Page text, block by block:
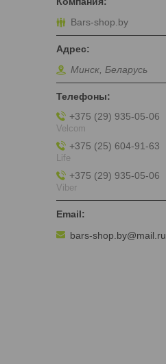
Bars-shop.by
Минск, Беларусь
+375 (29) 935-05-06
Velcom
+375 (25) 604-91-63
Life
+375 (29) 935-05-06
Viber
bars-shop.by@mail.ru